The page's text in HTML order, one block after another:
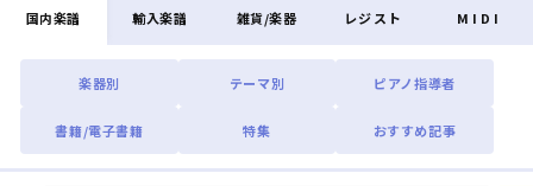
イ
ン
国内楽譜
楽器別 テーマ別 ピアノ指導者
書籍/電子書籍 特集 おすすめ記事
輸入楽譜 雑貨/楽器 レジスト MIDI